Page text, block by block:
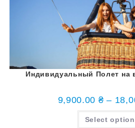
Индивидуальный Полет на
9,900.00 ₴ –
Select